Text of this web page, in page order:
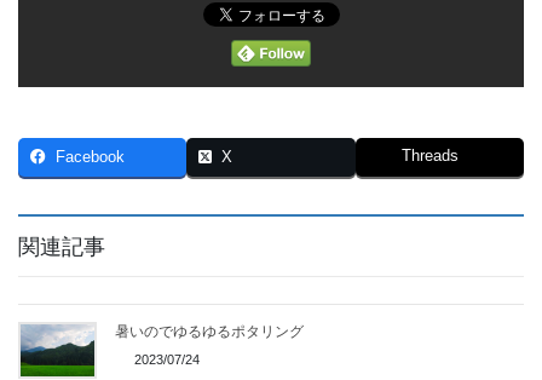
Facebook X Threads
関連記事
暑いのでゆるゆるポタリング
2023/07/24